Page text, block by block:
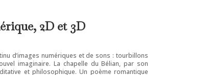
2D et 3D
d’images numériques et de sons : tourbillons
imaginaire. La chapelle du Bélian, par son
et philosophique. Un poème romantique